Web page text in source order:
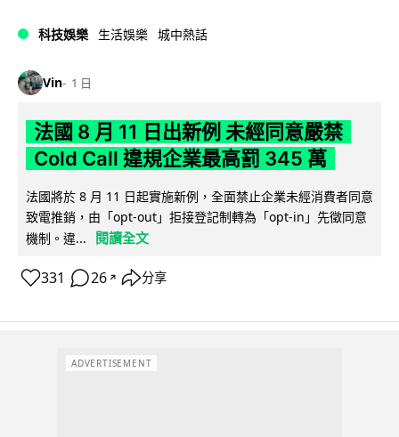
科技娛樂 生活娛樂 城中熱話
Vin 1 日
法國 8 月 11 日出新例 未經同意嚴禁
Cold Call 違規企業最高罰 345 萬
法國將於 8 月 11 日起實施新例，全面禁止企業未經消費者同意
致電推銷，由「opt-out」拒接登記制轉為「opt-in」先徵同意
機制。違...
閱讀全文
331 26 ↗ 分享
ADVERTISEMENT